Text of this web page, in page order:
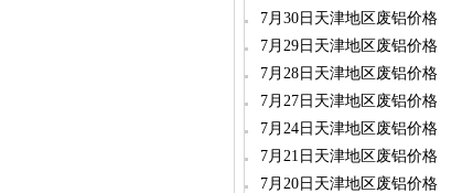
7月30日天津地区废铝价格
7月29日天津地区废铝价格
7月28日天津地区废铝价格
7月27日天津地区废铝价格
7月24日天津地区废铝价格
7月21日天津地区废铝价格
7月20日天津地区废铝价格